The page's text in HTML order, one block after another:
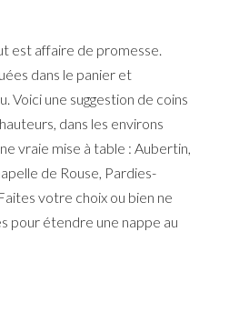
est affaire de promesse.
dans le panier et
Voici une suggestion de coins
dans les environs
vraie mise à table : Aubertin,
de Rouse, Pardies-
votre choix ou bien ne
pour étendre une nappe au